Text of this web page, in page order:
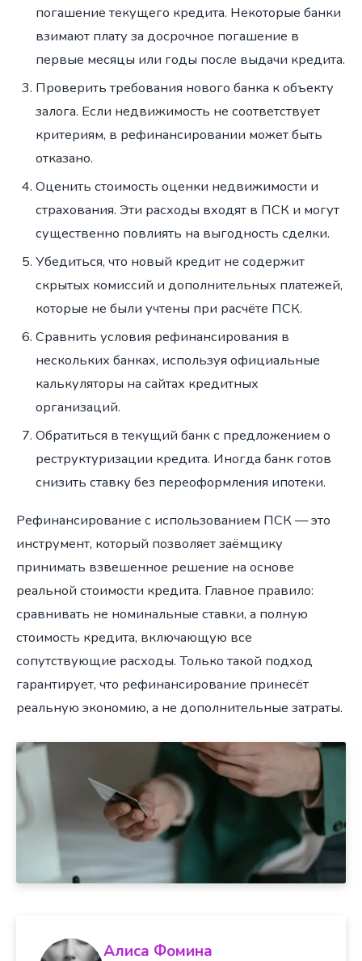
погашение текущего кредита. Некоторые банки
взимают плату за досрочное погашение в
первые месяцы или годы после выдачи кредита.
Проверить требования нового банка к объекту
залога. Если недвижимость не соответствует
критериям, в рефинансировании может быть
отказано.
Оценить стоимость оценки недвижимости и
страхования. Эти расходы входят в ПСК и могут
существенно повлиять на выгодность сделки.
Убедиться, что новый кредит не содержит
скрытых комиссий и дополнительных платежей,
которые не были учтены при расчёте ПСК.
Сравнить условия рефинансирования в
нескольких банках, используя официальные
калькуляторы на сайтах кредитных
организаций.
Обратиться в текущий банк с предложением о
реструктуризации кредита. Иногда банк готов
снизить ставку без переоформления ипотеки.
Рефинансирование с использованием ПСК — это
инструмент, который позволяет заёмщику
принимать взвешенное решение на основе
реальной стоимости кредита. Главное правило:
сравнивать не номинальные ставки, а полную
стоимость кредита, включающую все
сопутствующие расходы. Только такой подход
гарантирует, что рефинансирование принесёт
реальную экономию, а не дополнительные затраты.
Алиса Фомина